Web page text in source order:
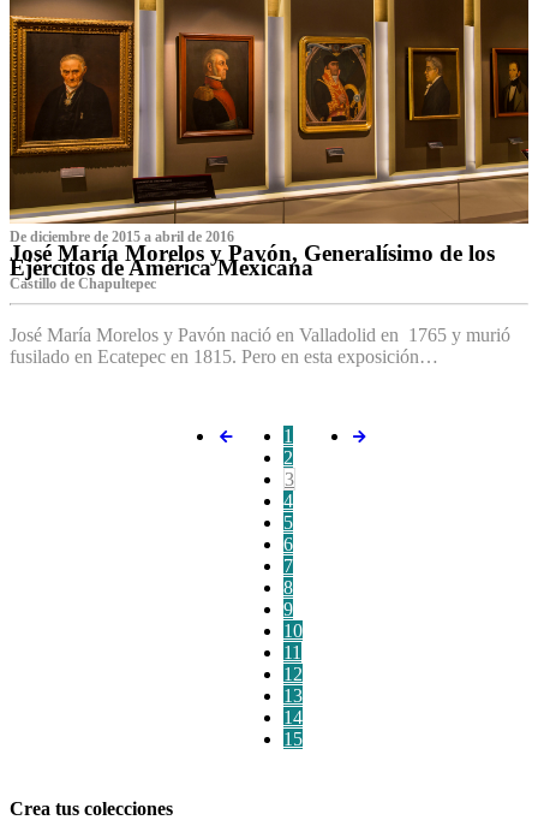
De diciembre de 2015 a abril de 2016
José María Morelos y Pavón, Generalísimo de los
Ejércitos de América Mexicana
C‌astillo de Chapultepec
José María Morelos y Pavón nació en Valladolid en 1765 y murió
fusilado en Ecatepec en 1815. Pero en esta exposición…
1
2
3
4
5
6
7
8
9
10
11
12
13
14
15
Crea tus colecciones